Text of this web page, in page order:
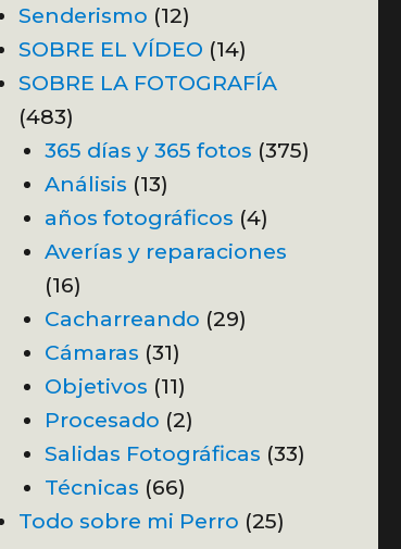
Senderismo (12)
SOBRE EL VÍDEO (14)
SOBRE LA FOTOGRAFÍA
(483)
365 días y 365 fotos (375)
Análisis (13)
años fotográficos (4)
Averías y reparaciones
(16)
Cacharreando (29)
Cámaras (31)
Objetivos (11)
Procesado (2)
Salidas Fotográficas (33)
Técnicas (66)
Todo sobre mi Perro (25)